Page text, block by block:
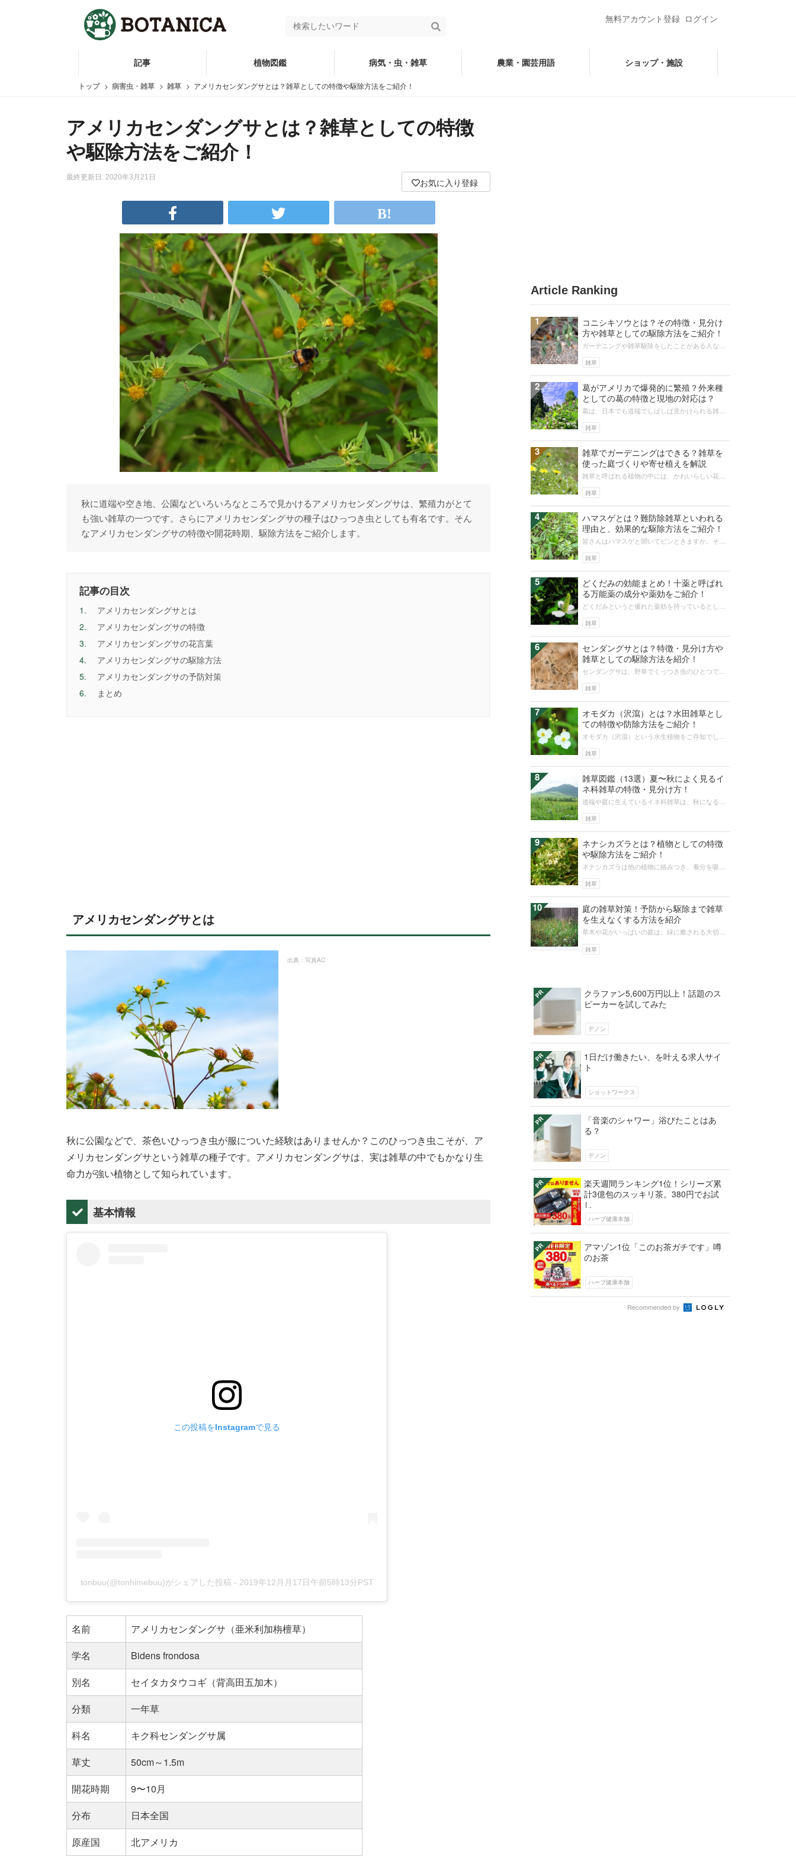
無料アカウント登録 ログイン
記事 植物図鑑 病気・虫・雑草 農業・園芸用語 ショップ・施設
トップ 病害虫・雑草 雑草 アメリカセンダングサとは？雑草としての特徴や駆除方法をご紹介！
アメリカセンダングサとは？雑草としての特徴
や駆除方法をご紹介！
最終更新日: 2020年3月21日
お気に入り登録
秋に道端や空き地、公園などいろいろなところで見かけるアメリカセンダングサは、繁殖力がとて
も強い雑草の一つです。さらにアメリカセンダングサの種子はひっつき虫としても有名です。そん
なアメリカセンダングサの特徴や開花時期、駆除方法をご紹介します。
記事の目次
1.
アメリカセンダングサとは
2.
アメリカセンダングサの特徴
3.
アメリカセンダングサの花言葉
4.
アメリカセンダングサの駆除方法
5.
アメリカセンダングサの予防対策
6.
まとめ
アメリカセンダングサとは
出典：写真AC
秋に公園などで、茶色いひっつき虫が服についた経験はありませんか？このひっつき虫こそが、ア
メリカセンダングサという雑草の種子です。アメリカセンダングサは、実は雑草の中でもかなり生
命力が強い植物として知られています。
基本情報
この投稿をInstagramで見る
tonbuu(@tonhimebuu)がシェアした投稿 - 2019年12月月17日午前5時13分PST
名前
アメリカセンダングサ（亜米利加栴檀草）
学名
Bidens frondosa
別名
セイタカタウコギ（背高田五加木）
分類
一年草
科名
キク科センダングサ属
草丈
50cm～1.5m
開花時期
9〜10月
分布
日本全国
原産国
北アメリカ
Article Ranking
1
雑草
コニシキソウとは？その特徴・見分け
方や雑草としての駆除方法をご紹介！
ガーデニングや雑草駆除をしたことがある人な
ウを見付けたことがあるのではないでし...
2
雑草
葛がアメリカで爆発的に繁殖？外来種
としての葛の特徴と現地の対応は？
葛は、日本でも道端でしばしば見かけられる雑草
繁殖しています。増えすぎた葛は在来...
3
雑草
雑草でガーデニングはできる？雑草を
使った庭づくりや寄せ植えを解説
雑草と呼ばれる植物の中には、かわいらしい花や
とガーデニングには邪魔な存在ですが...
4
雑草
ハマスゲとは？難防除雑草といわれる
理由と、効果的な駆除方法をご紹介！
皆さんはハマスゲと聞いてピンときますか。その
ます。ハマスゲの駆除方法は皆さん知...
5
雑草
どくだみの効能まとめ！十薬と呼ばれ
る万能薬の成分や薬効をご紹介！
どくだみというと優れた薬効を持っているとして
しょう。多くの効能を持っている薬草...
6
雑草
センダングサとは？特徴・見分け方や
雑草としての駆除方法を紹介！
センダングサは、野草でくっつき虫のひとつで
植物です。また雑草として駆除の対象と...
7
雑草
オモダカ（沢瀉）とは？水田雑草とし
ての特徴や防除方法をご紹介！
オモダカ（沢瀉）という水生植物をご存知でしょ
な美しい花を咲かせますが、繁殖力が...
8
雑草
雑草図鑑（13選）夏〜秋によく見るイ
ネ科雑草の特徴・見分け方！
道端や庭に生えているイネ科雑草は、秋になると
な種類かわからなかった雑草も見分け...
9
雑草
ネナシカズラとは？植物としての特徴
や駆除方法をご紹介！
ネナシカズラは他の植物に絡みつき、養分を吸収
楽ではありません。寄生相手を探すた...
10
雑草
庭の雑草対策！予防から駆除まで雑草
を生えなくする方法を紹介
草木や花がいっぱいの庭は、緑に癒される大切な
ちに悩まされる方も多いのではないで...
クラファン5,600万円以上！話題のス
ピーカーを試してみた
デノン
1日だけ働きたい、を叶える求人サイ
ト
ショットワークス
「音楽のシャワー」浴びたことはあ
る？
デノン
楽天週間ランキング1位！シリーズ累
計3億包のスッキリ茶。380円でお試
し
ハーブ健康本舗
アマゾン1位「このお茶ガチです」噂
のお茶
ハーブ健康本舗
Recommended by